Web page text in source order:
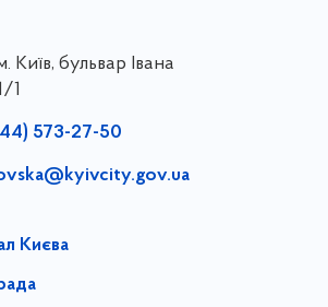
Київ, бульвар Івана
1
573-27-50
Києва